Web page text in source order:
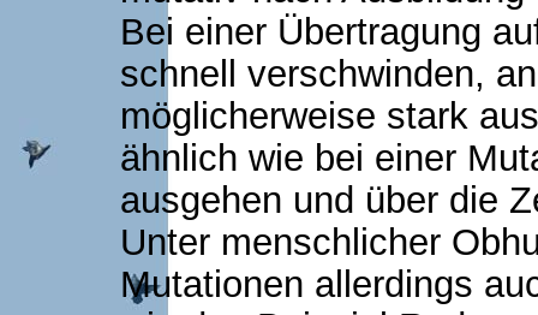
Bei einer Übertragung
schnell verschwinden,
möglicherweise stark
ähnlich wie bei einer
ausgehen und über die
Unter menschlicher
Mutationen allerdings